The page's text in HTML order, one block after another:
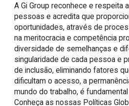
A Gi Group reconhece e respeita
pessoas e acredita que
oportunidades, através de
na meritocracia e competência
diversidade de semelhanças e
singularidade de cada pessoa e
de inclusão, eliminando fatores
dificultam o acesso, a
mundo do trabalho, é
Conheça as nossas Políticas